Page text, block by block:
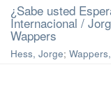
¿Sabe usted
Internacional /
Wappers
Hess, Jorge;